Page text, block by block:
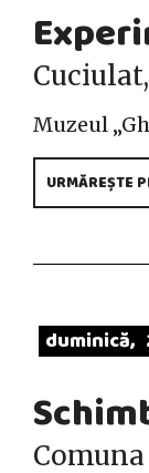
Muzeul
URMĂREȘTE
duminică